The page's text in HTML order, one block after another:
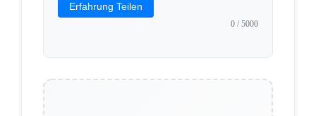
Erfahrung Teilen
0 / 5000